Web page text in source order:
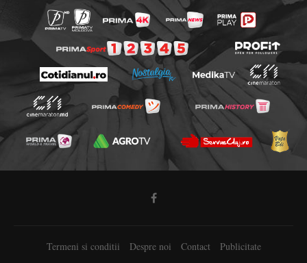
Termeni si conditii Despre noi Contact Publicitate